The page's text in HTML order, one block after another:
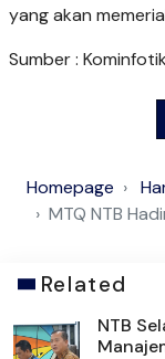
yang akan
Sumber :
Homepage
MTQ NTB
Related
NTB